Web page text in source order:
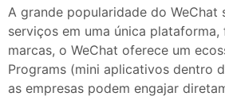
A grande popularidade do
serviços em uma única
marcas, o WeChat oferece um
Programs (mini aplicativos dentro
as empresas podem engajar